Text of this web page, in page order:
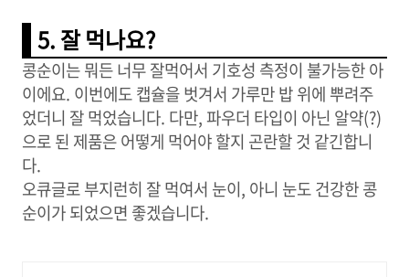
5. 잘 먹나요?
콩순이는 뭐든 너무 잘먹어서 기호성 측정이 불가능한 아
이에요. 이번에도 캡슐을 벗겨서 가루만 밥 위에 뿌려주
었더니 잘 먹었습니다. 다만, 파우더 타입이 아닌 알약(?)
으로 된 제품은 어떻게 먹어야 할지 곤란할 것 같긴합니
다.
오큐글로 부지런히 잘 먹여서 눈이, 아니 눈도 건강한 콩
순이가 되었으면 좋겠습니다.